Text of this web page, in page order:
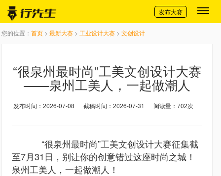
切换导航
发布大赛
您的位置： 首页 > 最新大赛 > 工业设计大赛 > 文创设计
“很泉州最时尚”工美文创设计大赛
——泉州工美人，一起做潮人
发布时间：2026-07-08 截稿时间：2026-07-31 阅读量：702次
“很泉州最时尚”工美文创设计大赛征集截
至7月31日，别让你的创意错过这座时尚之城！
泉州工美人，一起做潮人！